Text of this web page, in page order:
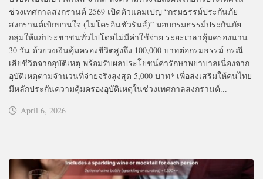
ช่วงเทศกาลสงกรานต์ 2569 เปิดตัวแคมเปญ “กรมธรรม์ประกันภัย
สงกรานต์เบิกบานใจ (ไมโครอินชัวรันส์)” มอบกรมธรรม์ประกันภัย
กลุ่มให้แก่ประชาชนทั่วไปโดยไม่มีค่าใช้จ่าย ระยะเวลาคุ้มครองนาน
30 วัน ด้วยวงเงินคุ้มครองชีวิตสูงถึง 100,000 บาทต่อกรมธรรม์ กรณี
เสียชีวิตจากอุบัติเหตุ พร้อมรับผลประโยชน์ค่ารักษาพยาบาลเนื่องจาก
อุบัติเหตุตามจำนวนที่จ่ายจริงสูงสุด 5,000 บาท* เพื่อส่งเสริมให้คนไทย
มีหลักประกันความคุ้มครองอุบัติเหตุในช่วงเทศกาลสงกรานต์...
April 6, 2026